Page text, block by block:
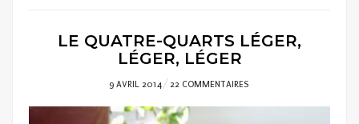
LE QUATRE-QUARTS LÉGER,
LÉGER, LÉGER
POSTED
ON
9 AVRIL 2014 22 COMMENTAIRES